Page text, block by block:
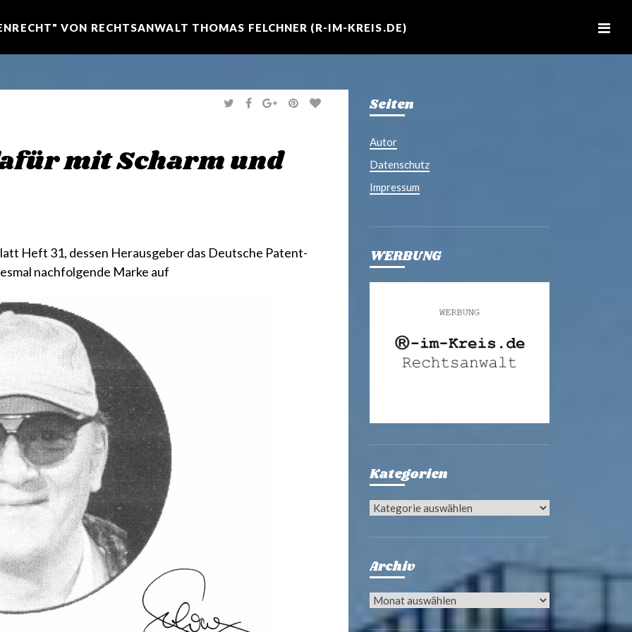
VON RECHTSANWALT THOMAS FELCHNER (R-IM-KREIS.DE)
T
W
F
A
K
G
O
P
I
mit Scharm und
Heft 31, dessen Herausgeber das Deutsche Patent-
nachfolgende Marke auf
Seiten
Autor
Datenschutz
Impressum
WERBUNG
Kategorien
Kategorien
Archiv
Archiv